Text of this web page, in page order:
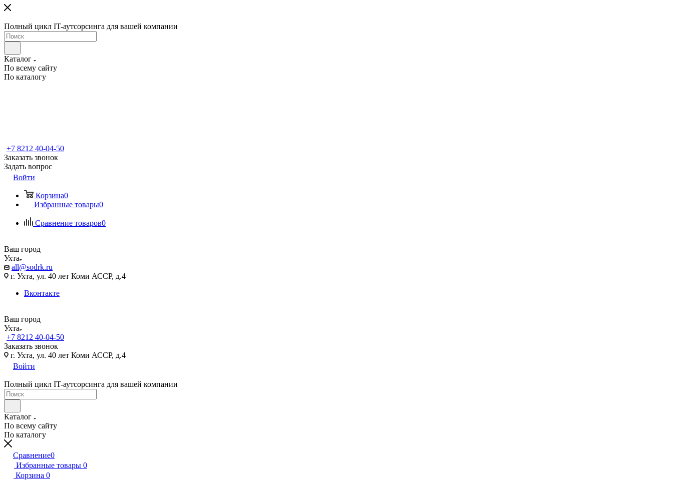
Полный цикл IT-аутсорсинга для вашей компании
Каталог
По всему сайту
По каталогу
+7 8212 40-04-50
Заказать звонок
Задать вопрос
Войти
Корзина0
Избранные товары0
Сравнение товаров0
Ваш город
Ухта
all@sodrk.ru
г. Ухта, ул. 40 лет Коми АССР, д.4
Вконтакте
Ваш город
Ухта
+7 8212 40-04-50
Заказать звонок
г. Ухта, ул. 40 лет Коми АССР, д.4
Войти
Полный цикл IT-аутсорсинга для вашей компании
Каталог
По всему сайту
По каталогу
Сравнение0
Избранные товары 0
Корзина 0